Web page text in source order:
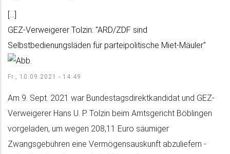
[...]
GEZ-Verweigerer Tolzin: "ARD/ZDF sind
Selbstbedienungsläden für parteipolitische Miet-Mäuler"
Fr., 10.09.2021 - 14:49
Am 9. Sept. 2021 war Bundestagsdirektkandidat und GEZ-
Verweigerer Hans U. P. Tolzin beim Amtsgericht Böblingen
vorgeladen, um wegen 208,11 Euro säumiger
Zwangsgebühren eine Vermögensauskunft abzuliefern -